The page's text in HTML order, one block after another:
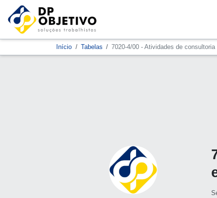
Início Tabelas 7020-4/00 - Atividades de